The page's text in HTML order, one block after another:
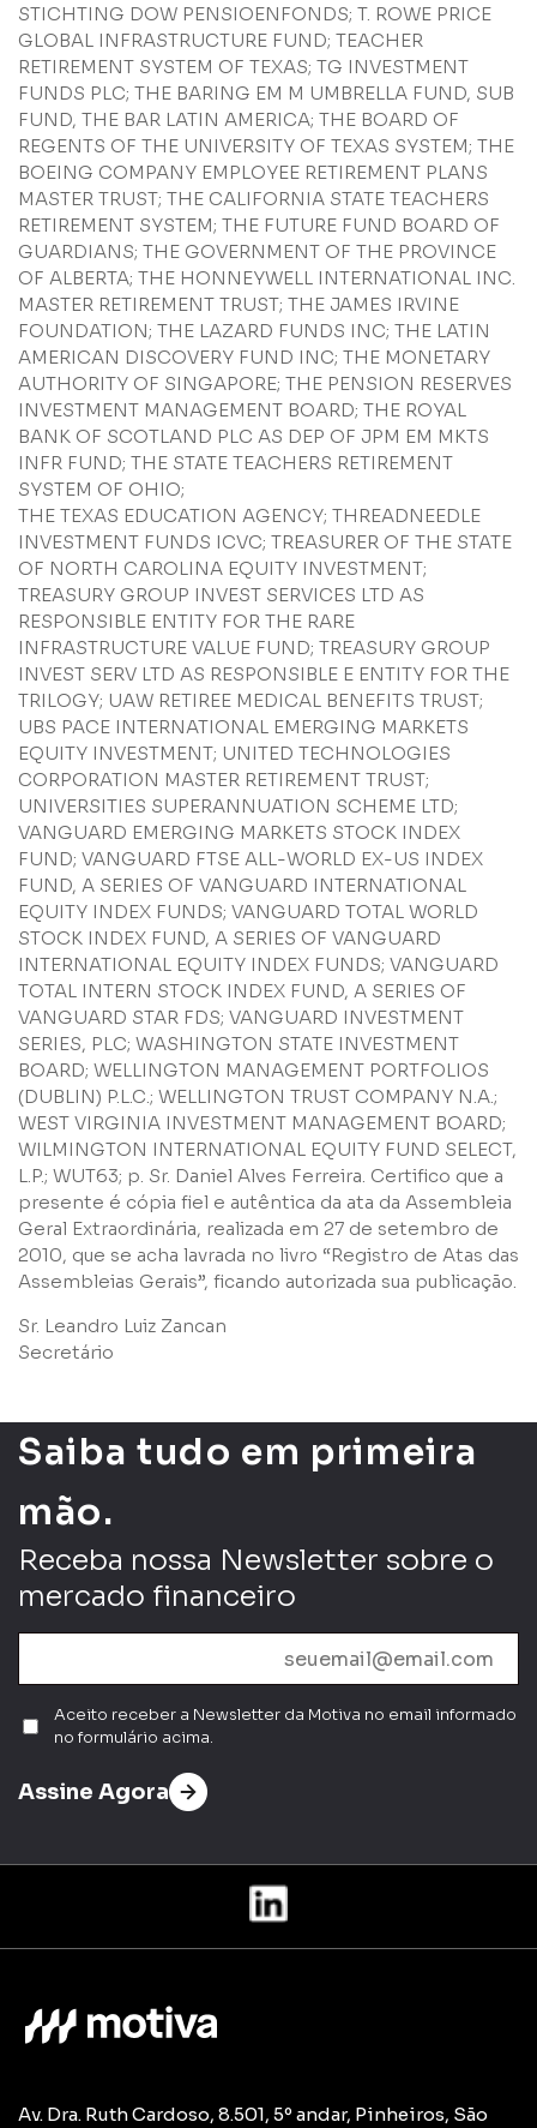
STICHTING DOW PENSIOENFONDS; T. ROWE PRICE
GLOBAL INFRASTRUCTURE FUND; TEACHER
RETIREMENT SYSTEM OF TEXAS; TG INVESTMENT
FUNDS PLC; THE BARING EM M UMBRELLA FUND, SUB
FUND, THE BAR LATIN AMERICA; THE BOARD OF
REGENTS OF THE UNIVERSITY OF TEXAS SYSTEM; THE
BOEING COMPANY EMPLOYEE RETIREMENT PLANS
MASTER TRUST; THE CALIFORNIA STATE TEACHERS
RETIREMENT SYSTEM; THE FUTURE FUND BOARD OF
GUARDIANS; THE GOVERNMENT OF THE PROVINCE
OF ALBERTA; THE HONNEYWELL INTERNATIONAL INC.
MASTER RETIREMENT TRUST; THE JAMES IRVINE
FOUNDATION; THE LAZARD FUNDS INC; THE LATIN
AMERICAN DISCOVERY FUND INC; THE MONETARY
AUTHORITY OF SINGAPORE; THE PENSION RESERVES
INVESTMENT MANAGEMENT BOARD; THE ROYAL
BANK OF SCOTLAND PLC AS DEP OF JPM EM MKTS
INFR FUND; THE STATE TEACHERS RETIREMENT
SYSTEM OF OHIO;
THE TEXAS EDUCATION AGENCY; THREADNEEDLE
INVESTMENT FUNDS ICVC; TREASURER OF THE STATE
OF NORTH CAROLINA EQUITY INVESTMENT;
TREASURY GROUP INVEST SERVICES LTD AS
RESPONSIBLE ENTITY FOR THE RARE
INFRASTRUCTURE VALUE FUND; TREASURY GROUP
INVEST SERV LTD AS RESPONSIBLE E ENTITY FOR THE
TRILOGY; UAW RETIREE MEDICAL BENEFITS TRUST;
UBS PACE INTERNATIONAL EMERGING MARKETS
EQUITY INVESTMENT; UNITED TECHNOLOGIES
CORPORATION MASTER RETIREMENT TRUST;
UNIVERSITIES SUPERANNUATION SCHEME LTD;
VANGUARD EMERGING MARKETS STOCK INDEX
FUND; VANGUARD FTSE ALL-WORLD EX-US INDEX
FUND, A SERIES OF VANGUARD INTERNATIONAL
EQUITY INDEX FUNDS; VANGUARD TOTAL WORLD
STOCK INDEX FUND, A SERIES OF VANGUARD
INTERNATIONAL EQUITY INDEX FUNDS; VANGUARD
TOTAL INTERN STOCK INDEX FUND, A SERIES OF
VANGUARD STAR FDS; VANGUARD INVESTMENT
SERIES, PLC; WASHINGTON STATE INVESTMENT
BOARD; WELLINGTON MANAGEMENT PORTFOLIOS
(DUBLIN) P.L.C.; WELLINGTON TRUST COMPANY N.A.;
WEST VIRGINIA INVESTMENT MANAGEMENT BOARD;
WILMINGTON INTERNATIONAL EQUITY FUND SELECT,
L.P.; WUT63; p. Sr. Daniel Alves Ferreira. Certifico que a
presente é cópia fiel e autêntica da ata da Assembleia
Geral Extraordinária, realizada em 27 de setembro de
2010, que se acha lavrada no livro “Registro de Atas das
Assembleias Gerais”, ficando autorizada sua publicação.
Sr. Leandro Luiz Zancan
Secretário
Saiba tudo em primeira
mão.
Receba nossa Newsletter sobre o
mercado financeiro
Aceito receber a Newsletter da Motiva no email informado
no formulário acima.
Assine Agora
Av. Dra. Ruth Cardoso, 8.501, 5º andar, Pinheiros, São